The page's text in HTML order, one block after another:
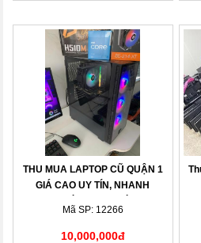
THU MUA LAPTOP CŨ QUẬN 1
GIÁ CAO UY TÍN, NHANH
Mã SP: 12266
10,000,000đ